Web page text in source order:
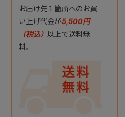
お届け先１箇所へのお買
い上げ代金が5,500円
（税込） 以上で送料無
料。